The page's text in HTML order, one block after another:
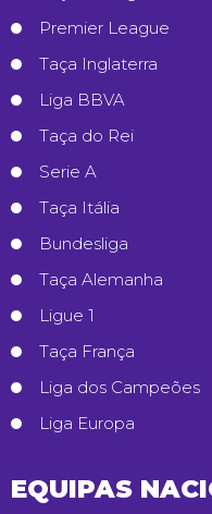
Premier League
Taça Inglaterra
Liga BBVA
Taça do Rei
Serie A
Taça Itália
Bundesliga
Taça Alemanha
Ligue 1
Taça França
Liga dos Campeões
Liga Europa
EQUIPAS